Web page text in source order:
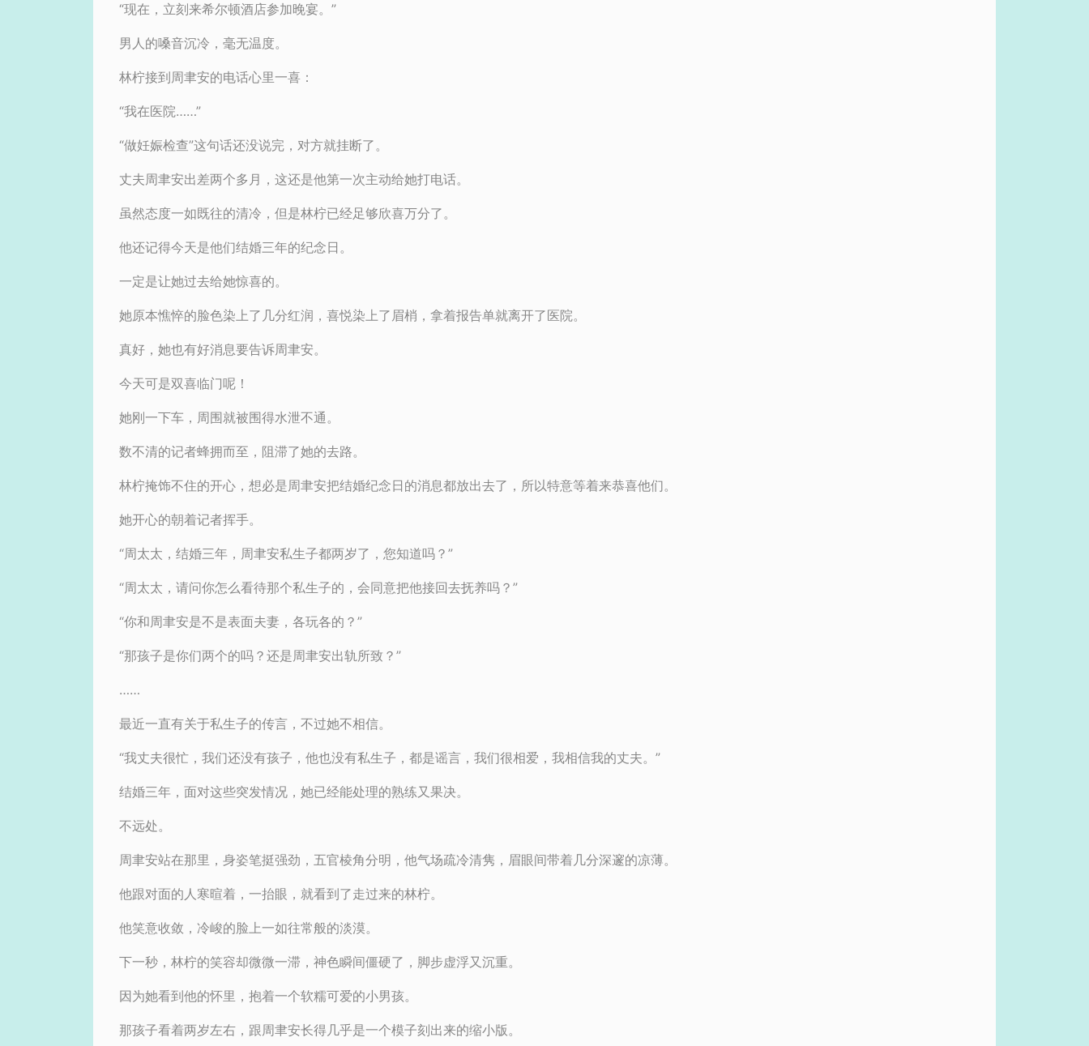
“现在，立刻来希尔顿酒店参加晚宴。”
男人的嗓音沉冷，毫无温度。
林柠接到周聿安的电话心里一喜：
“我在医院……”
“做妊娠检查”这句话还没说完，对方就挂断了。
丈夫周聿安出差两个多月，这还是他第一次主动给她打电话。
虽然态度一如既往的清冷，但是林柠已经足够欣喜万分了。
他还记得今天是他们结婚三年的纪念日。
一定是让她过去给她惊喜的。
她原本憔悴的脸色染上了几分红润，喜悦染上了眉梢，拿着报告单就离开了医院。
真好，她也有好消息要告诉周聿安。
今天可是双喜临门呢！
她刚一下车，周围就被围得水泄不通。
数不清的记者蜂拥而至，阻滞了她的去路。
林柠掩饰不住的开心，想必是周聿安把结婚纪念日的消息都放出去了，所以特意等着来恭喜他们。
她开心的朝着记者挥手。
“周太太，结婚三年，周聿安私生子都两岁了，您知道吗？”
“周太太，请问你怎么看待那个私生子的，会同意把他接回去抚养吗？”
“你和周聿安是不是表面夫妻，各玩各的？”
“那孩子是你们两个的吗？还是周聿安出轨所致？”
……
最近一直有关于私生子的传言，不过她不相信。
“我丈夫很忙，我们还没有孩子，他也没有私生子，都是谣言，我们很相爱，我相信我的丈夫。”
结婚三年，面对这些突发情况，她已经能处理的熟练又果决。
不远处。
周聿安站在那里，身姿笔挺强劲，五官棱角分明，他气场疏冷清隽，眉眼间带着几分深邃的凉薄。
他跟对面的人寒暄着，一抬眼，就看到了走过来的林柠。
他笑意收敛，冷峻的脸上一如往常般的淡漠。
下一秒，林柠的笑容却微微一滞，神色瞬间僵硬了，脚步虚浮又沉重。
因为她看到他的怀里，抱着一个软糯可爱的小男孩。
那孩子看着两岁左右，跟周聿安长得几乎是一个模子刻出来的缩小版。